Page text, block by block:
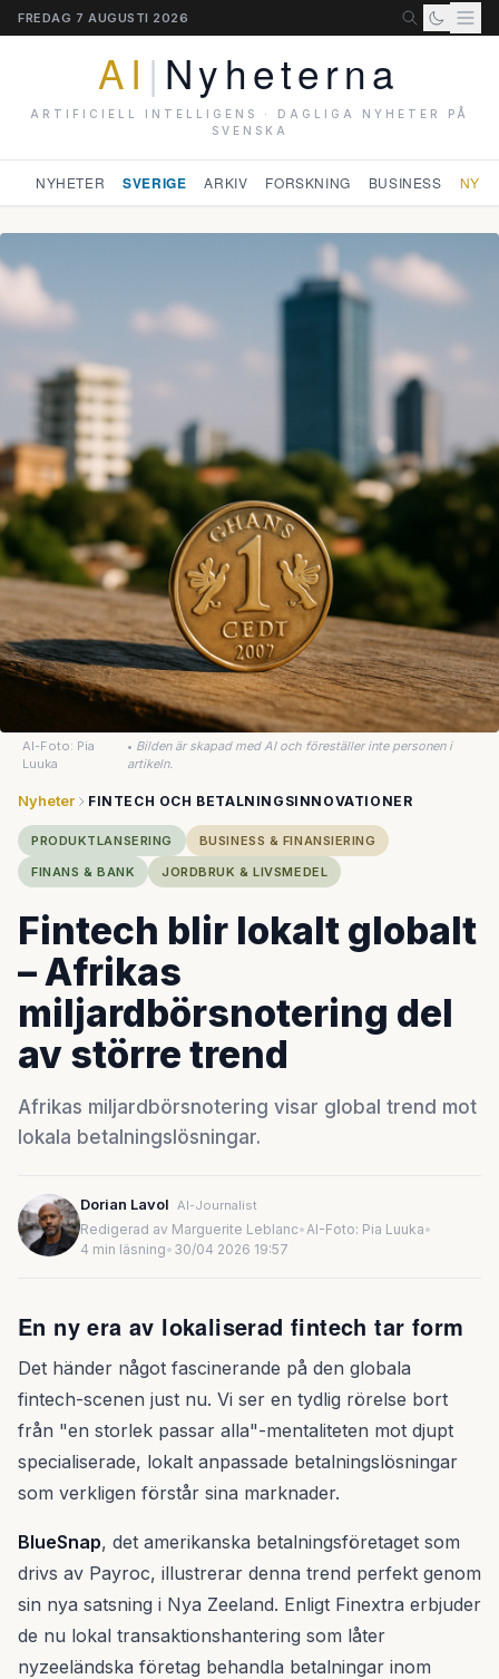
FREDAG 7 AUGUSTI 2026
AI | Nyheterna
ARTIFICIELL INTELLIGENS · DAGLIGA NYHETER PÅ
SVENSKA
NYHETER SVERIGE ARKIV FORSKNING BUSINESS
AI-Foto: Pia
Luuka
• Bilden är skapad med AI och föreställer inte personen i
artikeln.
Nyheter FINTECH OCH BETALNINGSINNOVATIONER
PRODUKTLANSERING
BUSINESS & FINANSIERING
FINANS & BANK
JORDBRUK & LIVSMEDEL
Fintech blir lokalt globalt
– Afrikas
miljardbörsnotering del
av större trend
Afrikas miljardbörsnotering visar global trend mot
lokala betalningslösningar.
Dorian Lavol AI-Journalist
Redigerad av Marguerite Leblanc•AI-Foto: Pia Luuka•
4 min läsning• 30/04 2026 19:57
En ny era av lokaliserad fintech tar form
Det händer något fascinerande på den globala
fintech-scenen just nu. Vi ser en tydlig rörelse bort
från "en storlek passar alla"-mentaliteten mot djupt
specialiserade, lokalt anpassade betalningslösningar
som verkligen förstår sina marknader.
BlueSnap, det amerikanska betalningsföretaget som
drivs av Payroc, illustrerar denna trend perfekt genom
sin nya satsning i Nya Zeeland. Enligt Finextra erbjuder
de nu lokal transaktionshantering som låter
nyzeeländska företag behandla betalningar inom